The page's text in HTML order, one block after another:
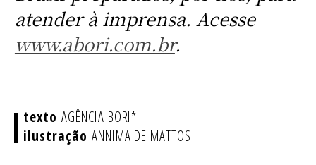
atender à imprensa. Acesse
www.abori.com.br.
AGÊNCIA BORI*
ANNIMA DE MATTOS